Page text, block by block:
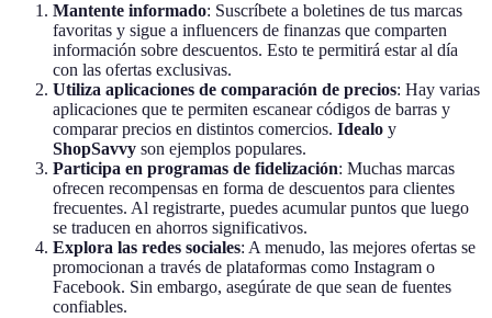
Mantente informado: Suscríbete a boletines de tus marcas
favoritas y sigue a influencers de finanzas que comparten
información sobre descuentos. Esto te permitirá estar al día
con las ofertas exclusivas.
Utiliza aplicaciones de comparación de precios: Hay varias
aplicaciones que te permiten escanear códigos de barras y
comparar precios en distintos comercios. Idealo y
ShopSavvy son ejemplos populares.
Participa en programas de fidelización: Muchas marcas
ofrecen recompensas en forma de descuentos para clientes
frecuentes. Al registrarte, puedes acumular puntos que luego
se traducen en ahorros significativos.
Explora las redes sociales: A menudo, las mejores ofertas se
promocionan a través de plataformas como Instagram o
Facebook. Sin embargo, asegúrate de que sean de fuentes
confiables.